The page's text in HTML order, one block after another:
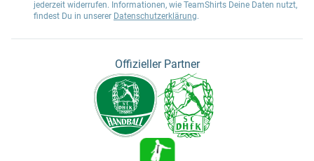
jederzeit widerrufen. Informationen, wie TeamShirts Deine Daten nutzt,
findest Du in unserer Datenschutzerklärung.
Offizieller Partner